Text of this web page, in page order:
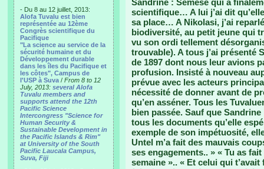
- Du 8 au 12 juillet, 2013:
Alofa Tuvalu est bien
représentée au 12ème
Congrès scientifique du
Pacifique
"La science au service de la
sécurité humaine et du
Développement durable
dans les îles du Pacifique et
les côtes", Campus de
l'USP à Suva / From 8 to 12
July, 2013: several Alofa
Tuvalu members and
supports attend the 12th
Pacific Science
Intercongress "Science for
Human Security &
Sustainable Development in
the Pacific Islands & Rim"
at University of the South
Pacific Laucala Campus,
Suva, Fiji
Sandrine : Semese qui a
scientifique… A lui j’ai dit
sa place… A Nikolasi, j’ai
biodiversité, au petit jeune qui
vu son ordi tellement
trouvable). A tous j’ai présenté
de 1897 dont nous leur avions
profusion. Insisté à nouveau
prévue avec les acteurs
nécessité de donner avant de
qu’en asséner. Tous les
bien passée. Sauf que
tous les documents qu’elle
exemple de son impétuosité,
Untel m’a fait des mauvais
ses engagements.. » « Tu as
semaine ».. « Et celui qui